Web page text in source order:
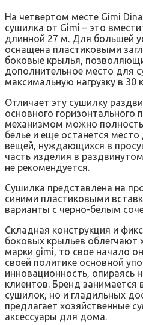
На четвертом месте Gimi
сушилка от Gimi – это
длинной 27 м. Для большей
оснащена пластиковыми
боковые крылья,
дополнительное место для
максимальную нагрузку в 30
Отличает эту сушилку
основного горизонтального
механизмом можно
белье и еще останется
вещей, нуждающихся в
часть изделия в
не рекомендуется.
Сушилка представлена на
синими пластиковыми
варианты с черно-белым
Складная конструкция и
боковых крыльев облегчают
марки gimi, то свое начало
своей политике основной
инновационность, опираясь
клиентов. Бренд занимается
сушилок, но и гладильных
предлагает хозяйственные
аксессуары для дома.